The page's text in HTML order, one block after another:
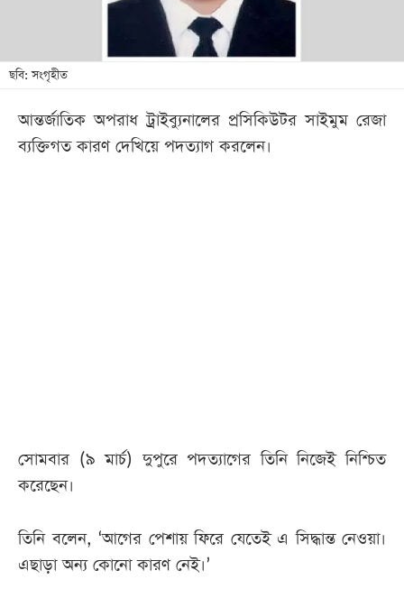
শিক্ষা
সব
বিভাগ
ই-
পেপার
ছবি: সংগৃহীত
আন্তর্জাতিক অপরাধ ট্রাইব্যুনালের প্রসিকিউটর সাইমুম রেজা
ব্যক্তিগত কারণ দেখিয়ে পদত্যাগ করলেন।
সোমবার (৯ মার্চ) দুপুরে পদত্যাগের তিনি নিজেই নিশ্চিত
করেছেন।
তিনি বলেন, ‘আগের পেশায় ফিরে যেতেই এ সিদ্ধান্ত নেওয়া।
এছাড়া অন্য কোনো কারণ নেই।’